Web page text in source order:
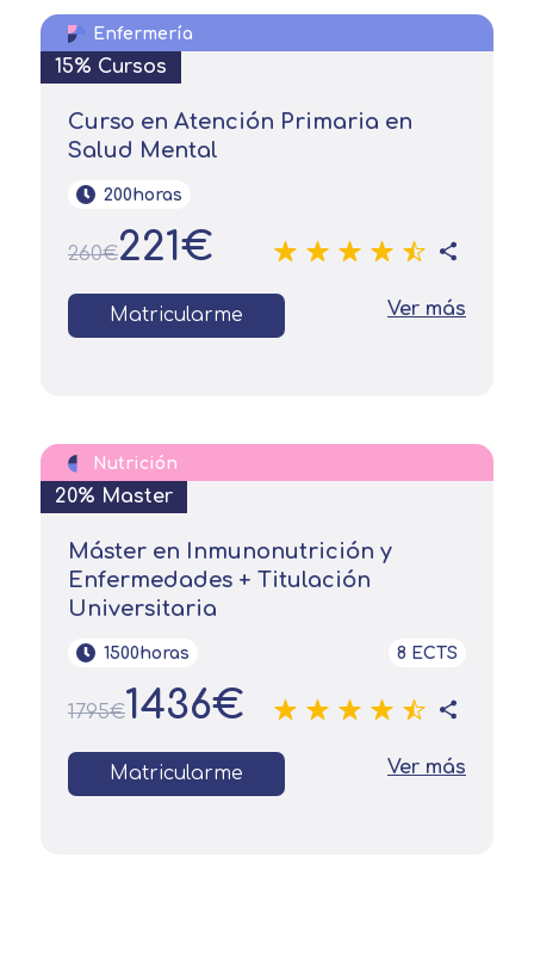
Enfermería
15% Cursos
Curso en Atención Primaria en
Salud Mental
200horas
260€221€
Matricularme Ver más
Nutrición
20% Master
Máster en Inmunonutrición y
Enfermedades + Titulación
Universitaria
1500horas 8 ECTS
1795€1436€
Matricularme Ver más
Información adicionalaquí
finalidad prevista en la información
básica